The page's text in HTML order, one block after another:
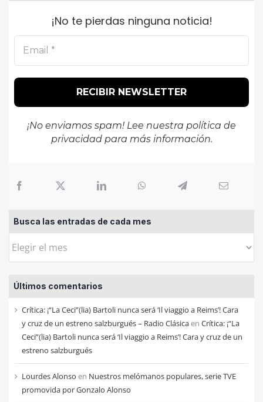
¡No te pierdas ninguna noticia!
¡No enviamos spam! Lee nuestra política de
privacidadpara más información.
Busca las entradas de cada mes
Busca
entradas
de
cada
mes
Últimos comentarios
Crítica: ¡“La Ceci”(lia) Bartoli nunca será ‘Il viaggio a Reims’! Cara
y cruz de un estreno salzburgués – Radio Clásicaen Crítica: ¡“La
Ceci”(lia) Bartoli nunca será ‘Il viaggio a Reims’! Cara y cruz de un
estreno salzburgués
Lourdes Alonso en Nuestros melómanos populares, serie TVE
promovida por Gonzalo Alonso